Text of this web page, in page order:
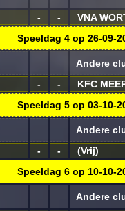
- - VNA
Speeldag 4 op 26-09-
Andere
- - KFC
Speeldag 5 op 03-10-
Andere
- - (Vrij)
Speeldag 6 op 10-10-
Andere